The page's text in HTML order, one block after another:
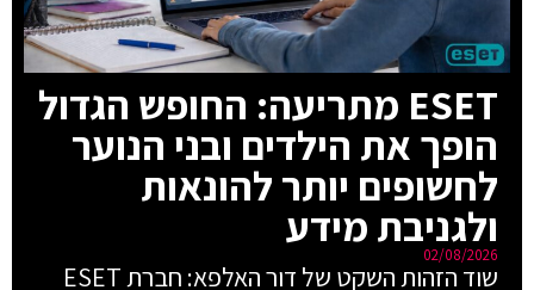
ESET מתריעה: החופש הגדול
הופך את הילדים ובני הנוער
לחשופים יותר להונאות
ולגניבת מידע
02/08/2026
שוד הזהות השקט של דור האלפא: חברת ESET